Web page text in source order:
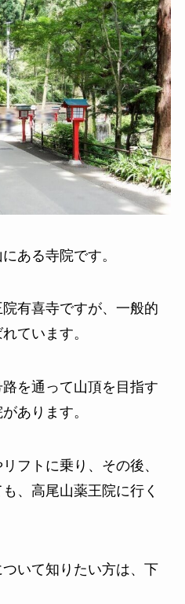
ある寺院です。
有喜寺ですが、一般的
ています。
を通って山頂を目指す
あります。
フトに乗り、その後、
、高尾山薬王院に行く
いて知りたい方は、下